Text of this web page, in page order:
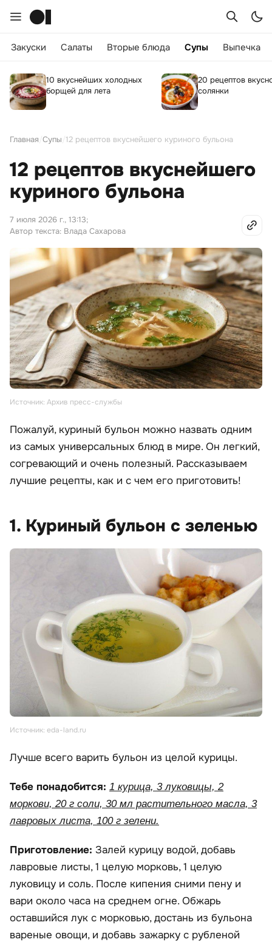
Закуски Салаты Вторые блюда Супы Выпечка
10 вкуснейших холодных
борщей для лета
20 рецептов
солянки
Главная Супы 12 рецептов вкуснейшего куриного бульона
12 рецептов вкуснейшего
куриного бульона
7 июля 2026 г., 13:13;
Автор текста: Влада Сахарова
Источник: Архив пресс-службы
Пожалуй, куриный бульон можно назвать одним
из самых универсальных блюд в мире. Он легкий,
согревающий и очень полезный. Рассказываем
лучшие рецепты, как и с чем его приготовить!
1. Куриный бульон с зеленью
Источник: eda-land.ru
Лучше всего варить бульон из целой курицы.
Тебе понадобится: 1 курица, 3 луковицы, 2
моркови, 20 г соли, 30 мл растительного масла, 3
лавровых листа, 100 г зелени.
Приготовление: Залей курицу водой, добавь
лавровые листы, 1 целую морковь, 1 целую
луковицу и соль. После кипения сними пену и
вари около часа на среднем огне. Обжарь
оставшийся лук с морковью, достань из бульона
вареные овощи, и добавь зажарку с рубленой